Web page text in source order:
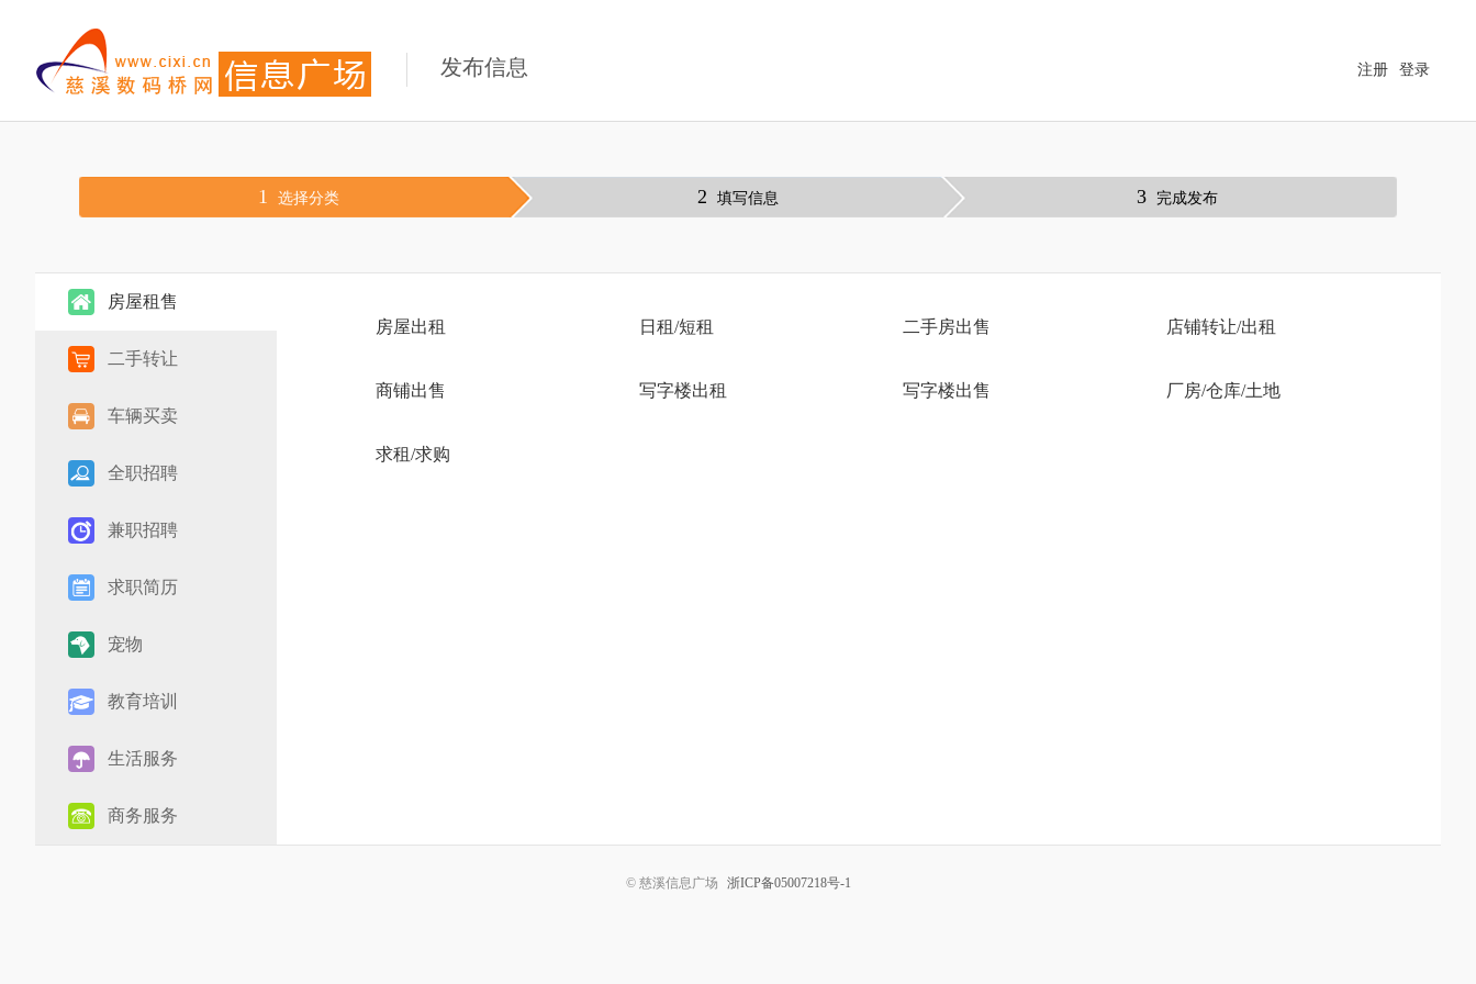
发布信息 登录
注册
1 选择分类 2 填写信息 3 完成发布
房屋租售
二手转让
车辆买卖
全职招聘
兼职招聘
求职简历
宠物
教育培训
生活服务
商务服务
房屋出租 日租/短租 二手房出售 店铺转让/出租
商铺出售 写字楼出租 写字楼出售 厂房/仓库/土地
求租/求购
© 慈溪信息广场 浙ICP备05007218号-1